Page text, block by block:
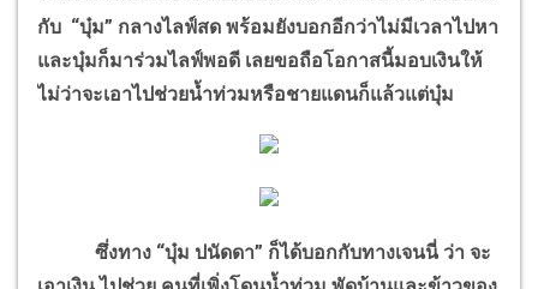
กับ “บุ๋ม” กลางไลฟ์สด พร้อมยังบอกอีกว่าไม่มีเวลาไปหา
และบุ๋มก็มาร่วมไลฟ์พอดี เลยขอถือโอกาสนี้มอบเงินให้
ไม่ว่าจะเอาไปช่วยน้ำท่วมหรือชายแดนก็แล้วแต่บุ๋ม
ซึ่งทาง “บุ๋ม ปนัดดา” ก็ได้บอกกับทางเจนนี่ ว่า จะ